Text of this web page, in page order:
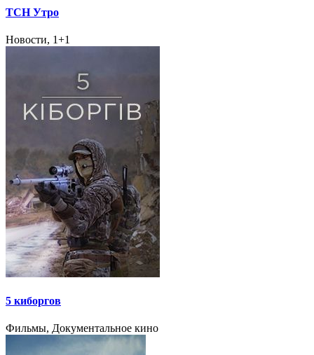
ТСН Утро
Новости, 1+1
5 киборгов
Фильмы, Документальное кино